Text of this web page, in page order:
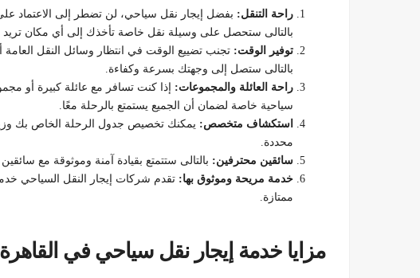
راحة التنقل: بفضل إيجار نقل سياحي، لن تضطر إلى الاعتماد
بالتالى ستحصل على وسيلة نقل خاصة تأخذك إلى أي مكان تريد
توفير الوقت: تجنب تضييع الوقت في انتظار وسائل النقل
بالتالى ستصل إلى وجهتك بسرعة وكفاءة.
راحة العائلة والمجموعات: إذا كنت تسافر مع عائلة كبيرة أو
سياحية خاصة لضمان أن الجميع يستمتع بالرحلة معًا.
استكشاف متخصص: يمكنك تخصيص جدول الرحلة الخاص بك
محددة.
سائقين محترفين: بالتالى ستتمتع بقيادة آمنة وموثوقة مع
خدمة مريحة وموثوق بها: تقدم شركات إيجار النقل السياحي
ممتازة.
مزايا خدمة إيجار نقل سياحي في